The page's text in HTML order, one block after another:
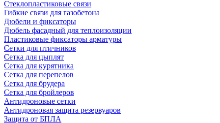
Стеклопластиковые связи
Гибкие связи для газобетона
Дюбели и фиксаторы
Дюбель фасадный для теплоизоляции
Пластиковые фиксаторы арматуры
Сетки для птичников
Сетка для цыплят
Сетка для курятника
Сетка для перепелов
Сетка для брудера
Сетка для бройлеров
Антидроновые сетки
Антидроновая защита резервуаров
Защита от БПЛА